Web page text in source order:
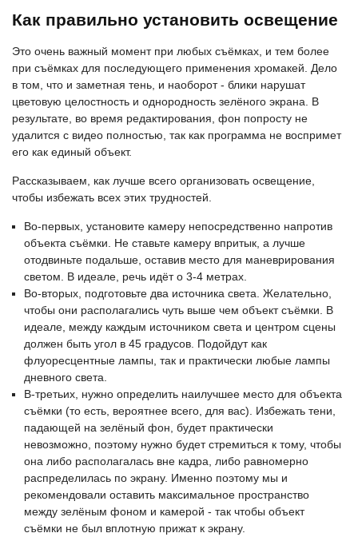
Как правильно установить освещение
Это очень важный момент при любых съёмках, и тем более
при съёмках для последующего применения хромакей. Дело
в том, что и заметная тень, и наоборот - блики нарушат
цветовую целостность и однородность зелёного экрана. В
результате, во время редактирования, фон попросту не
удалится с видео полностью, так как программа не воспримет
его как единый объект.
Рассказываем, как лучше всего организовать освещение,
чтобы избежать всех этих трудностей.
Во-первых, установите камеру непосредственно напротив
объекта съёмки. Не ставьте камеру впритык, а лучше
отодвиньте подальше, оставив место для маневрирования
светом. В идеале, речь идёт о 3-4 метрах.
Во-вторых, подготовьте два источника света. Желательно,
чтобы они располагались чуть выше чем объект съёмки. В
идеале, между каждым источником света и центром сцены
должен быть угол в 45 градусов. Подойдут как
флуоресцентные лампы, так и практически любые лампы
дневного света.
В-третьих, нужно определить наилучшее место для объекта
съёмки (то есть, вероятнее всего, для вас). Избежать тени,
падающей на зелёный фон, будет практически
невозможно, поэтому нужно будет стремиться к тому, чтобы
она либо располагалась вне кадра, либо равномерно
распределилась по экрану. Именно поэтому мы и
рекомендовали оставить максимальное пространство
между зелёным фоном и камерой - так чтобы объект
съёмки не был вплотную прижат к экрану.